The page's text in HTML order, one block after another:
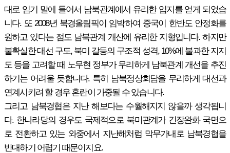
대로 임기 말에 들어서 남북관계에서 유리한 입지를 얻게 되었습
니다. 또 2008년 북경올림픽이 임박하여 중국이 한반도 안정화를
원하고 있다는 점도 남북관계 개산에 유리한 지형입니다. 하지만
불확실한 대선 구도, 북미 갈등의 구조적 성격, 10%에 불과한 지지
도 등을 고려할 때 노무현 정부가 무리하게 남북관계 개선을 추진
하기는 어려울 듯합니다. 특히 남북정상회담을 무리하게 대선과
연계시키려 할 경우 혼란이 가중될 수 있습니다.
그리고 남북경협은 지난 해보다는 수월해지지 않을까 생각됩니
다. 한나라당의 경우도 국제적으로 북미관계가 긴장완화 국면으
로 전환하고 있는 와중에서 지난해처럼 막무가내로 남북경협을
반대하기 어렵기 때문이지요.